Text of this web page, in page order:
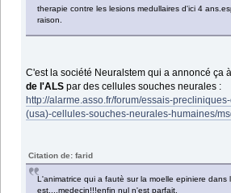
therapie contre les lesions medullaires d'ici 4
raison.
C'est la société Neuralstem qui a annoncé ça
de l'ALS par des cellules souches neurales :
http://alarme.asso.fr/forum/essais-
(usa)-cellules-souches-neurales-humaines/
Citation de: farid
L'animatrice qui a fautè sur la moelle epiniere dans
est....medecin!!!enfin nul n'est parfait.